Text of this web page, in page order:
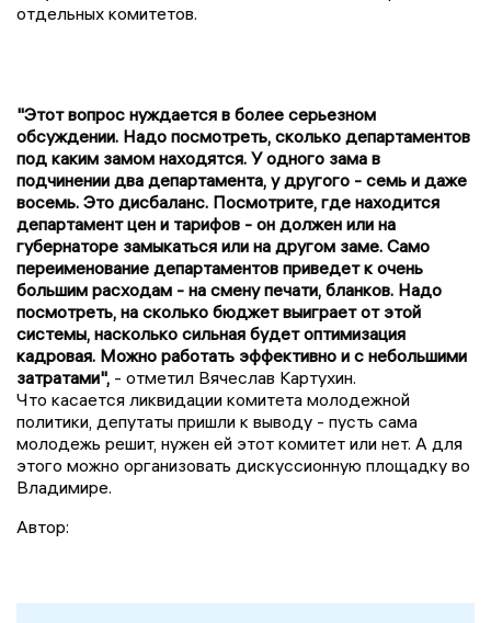
отдельных комитетов.
"Этот вопрос нуждается в более серьезном
обсуждении. Надо посмотреть, сколько департаментов
под каким замом находятся. У одного зама в
подчинении два департамента, у другого - семь и даже
восемь. Это дисбаланс. Посмотрите, где находится
департамент цен и тарифов - он должен или на
губернаторе замыкаться или на другом заме. Само
переименование департаментов приведет к очень
большим расходам - на смену печати, бланков. Надо
посмотреть, на сколько бюджет выиграет от этой
системы, насколько сильная будет оптимизация
кадровая. Можно работать эффективно и с небольшими
затратами", - отметил Вячеслав Картухин.
Что касается ликвидации комитета молодежной
политики, депутаты пришли к выводу - пусть сама
молодежь решит, нужен ей этот комитет или нет. А для
этого можно организовать дискуссионную площадку во
Владимире.
Автор: